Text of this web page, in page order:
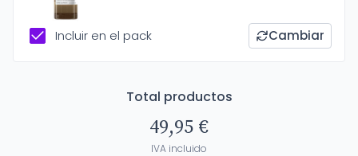
Incluir en el pack Cambiar
Total productos
49,95 €
IVA incluido